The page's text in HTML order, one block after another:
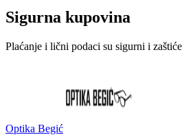
Sigurna kupovina
Plaćanje i lični podaci su sigurni i
Optika Begić